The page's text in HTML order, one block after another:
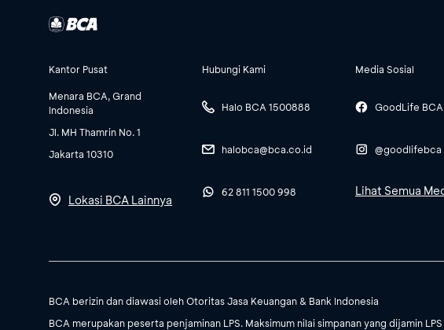
Kantor Pusat
Menara BCA, Grand
Indonesia
Jl. MH Thamrin No. 1
Jakarta 10310
Lokasi BCA Lainnya
Hubungi Kami
Halo BCA 1500888
halobca@bca.co.id
62 811 1500 998
Media Sosial
GoodLife BCA
@goodlifebca
Lihat Semua
BCA berizin dan diawasi oleh Otoritas Jasa Keuangan & Bank Indonesia
BCA merupakan peserta penjaminan LPS. Maksimum nilai simpanan yang dijamin